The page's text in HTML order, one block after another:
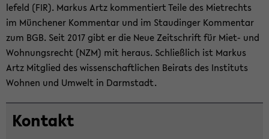
Haupt­
Kon­takt
le­feld (FIR). Mar­kus Artz kom­men­tiert Teile des Miet­rechts
im Mün­che­ner Kom­men­tar und im Stau­din­ger Kom­men­tar
zum BGB. Seit 2017 gibt er die Neue Zeit­schrift für Miet- und
Woh­nungs­recht (NZM) mit her­aus. Schließ­lich ist Mar­kus
Artz Mit­glied des wis­sen­schaft­li­chen Bei­rats des In­sti­tuts
Woh­nen und Um­welt in Darm­stadt.